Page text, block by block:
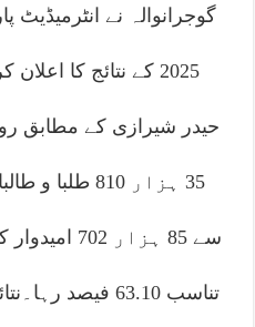
گوجرانوالہ نے
2025 کے نتائج کا
35 ہزار 810
سے 85 ہزار
تناسب 63.10 فیصد